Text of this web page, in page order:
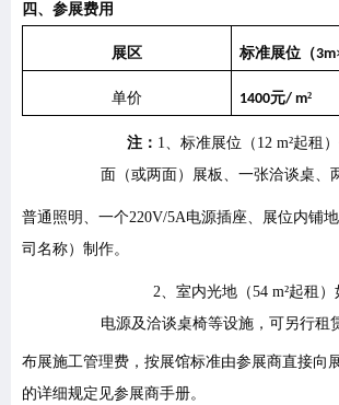
四、参展费用
展区 标准展位（3m
单价 1400元/ m²
注： 1、 标准展位（ 12 m²起租
面（或两面）展板、一张洽谈桌、
普通照明、一个220V/5A电源插座、展位内铺
司名称）制作。
2、室内光地（54 m²起租）
电源及洽谈桌椅等设施，可另行租
布展施工管理费，按展馆标准由参展商直接向
的详细规定见参展商手册。